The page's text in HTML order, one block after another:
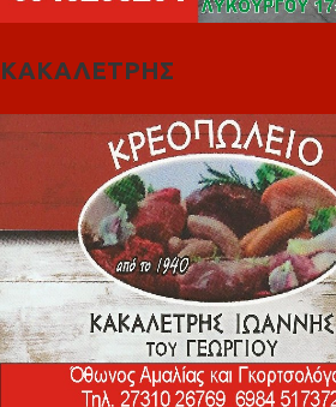
ΚΑΚΑΛΕΤΡΗΣ